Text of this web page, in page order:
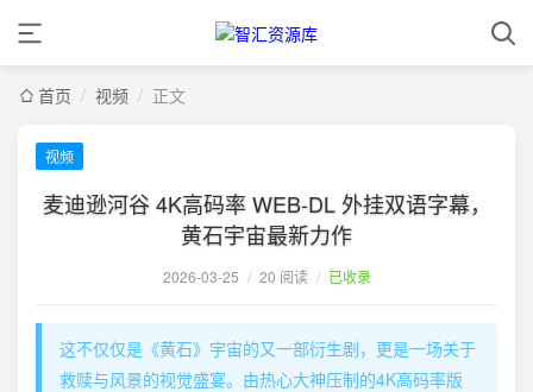
首页 / 视频 / 正文
视频
麦迪逊河谷 4K高码率 WEB-DL 外挂双语字幕，
黄石宇宙最新力作
2026-03-25 / 20 阅读 / 已收录
这不仅仅是《黄石》宇宙的又一部衍生剧，更是一场关于
救赎与风景的视觉盛宴。由热心大神压制的4K高码率版